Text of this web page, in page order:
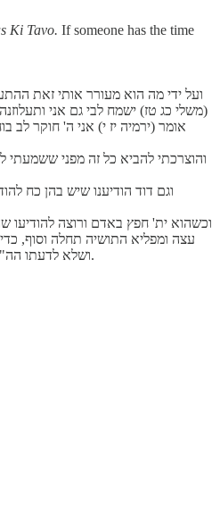
Ki Tavo. If someone has the time
ועל ידי מה הוא מעורר אותי זאת
(משלי כג טז) ישמח לבי גם אני
אומר (ירמיה יז י) אני ה' חוקר לב
והוצרכתי להביא כל זה מפני ששמעתי
וגם דוד הודיענו שיש בהן כח
וכשהוא ית' חפץ באדם ורוצה להודיעו
עצה ומפליא התושיה תחלה וסוף,
ושלא לדעתו הה"ד ורב העליליה, שמרבה עלילות וסיבות לנקותו ולטהרו מעוונו ביסורין או בדבר אחר, הכל כפי מה שחייבה חכמתו, כי הוא חשב מחשבות לבלתי ידח ממנו נדח דכת' גדול העצה ורב העליליה.